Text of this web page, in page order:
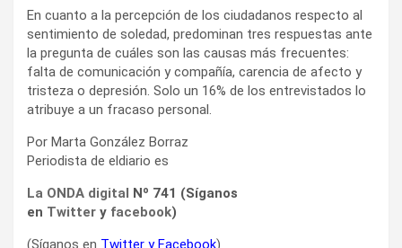
En cuanto a la percepción de los ciudadanos respecto al
sentimiento de soledad, predominan tres respuestas ante
la pregunta de cuáles son las causas más frecuentes:
falta de comunicación y compañía, carencia de afecto y
tristeza o depresión. Solo un 16% de los entrevistados lo
atribuye a un fracaso personal.
Por Marta González Borraz
Periodista de eldiario es
La ONDA digital Nº 741 (Síganos
en Twitter y facebook)
(Síganos en Twitter yFacebook)